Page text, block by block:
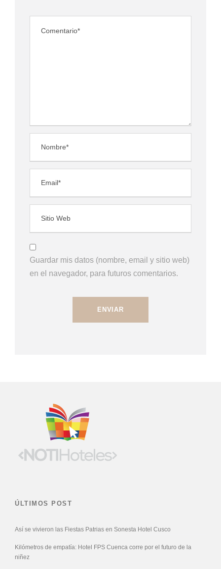
Guardar mis datos (nombre, email y sitio web)
en el navegador, para futuros comentarios.
ÚLTIMOS POST
Así se vivieron las Fiestas Patrias en Sonesta Hotel Cusco
Kilómetros de empatía: Hotel FPS Cuenca corre por el futuro de la
niñez